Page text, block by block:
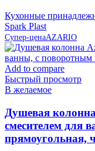
Кухонные
Spark Plast
Супер-ценаAZARIO
Add to compare
Быстрый просмотр
В желаемое
Душевая
смесителем для
прямоугольная,